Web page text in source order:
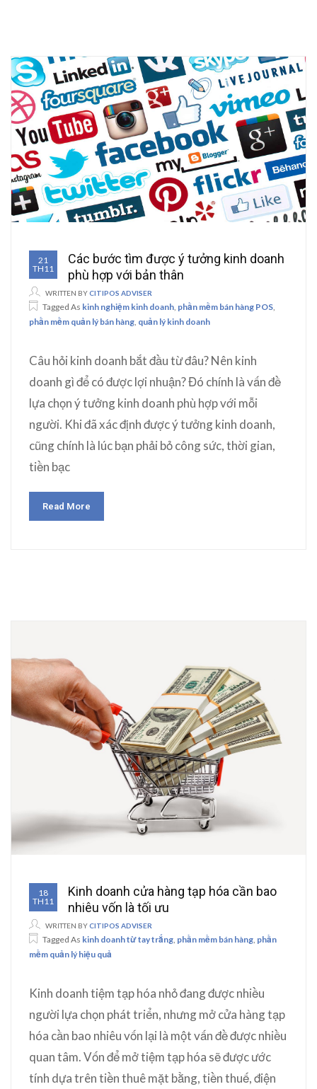
21
TH11
Các bước tìm được ý tưởng kinh doanh
phù hợp với bản thân
WRITTEN BYCITIPOS ADVISER
Tagged As kinh nghiệm kinh doanh, phần mềm bán hàng POS,
phần mềm quản lý bán hàng, quản lý kinh doanh
Câu hỏi kinh doanh bắt đầu từ đâu? Nên kinh
doanh gì để có được lợi nhuận? Đó chính là vấn đề
lựa chọn ý tưởng kinh doanh phù hợp với mỗi
người. Khi đã xác định được ý tưởng kinh doanh,
cũng chính là lúc bạn phải bỏ công sức, thời gian,
tiền bạc
Read More
18
TH11
Kinh doanh cửa hàng tạp hóa cần bao
nhiêu vốn là tối ưu
WRITTEN BYCITIPOS ADVISER
Tagged As kinh doanh từ tay trắng phần mềm bán hàng phần
mềm quản lý hiệu quả
Kinh doanh tiệm tạp hóa nhỏ đang được nhiều
người lựa chọn phát triển, nhưng mở cửa hàng tạp
hóa cần bao nhiêu vốn lại là một vấn đề được nhiều
quan tâm. Vốn để mở tiệm tạp hóa sẽ được ước
tính dựa trên tiền thuê mặt bằng, tiền thuế, điện